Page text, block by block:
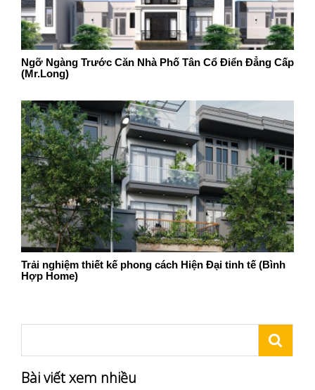
Ngỡ Ngàng Trước Căn Nhà Phố Tân Cổ Điển Đẳng Cấp
(Mr.Long)
Trải nghiệm thiết kế phong cách Hiện Đại tinh tế (Bình
Hợp Home)
Bài viết xem nhiều